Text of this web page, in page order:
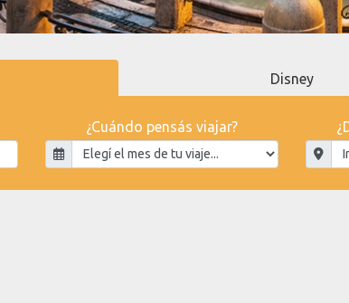
Disney
¿Cuándo pensás viajar?